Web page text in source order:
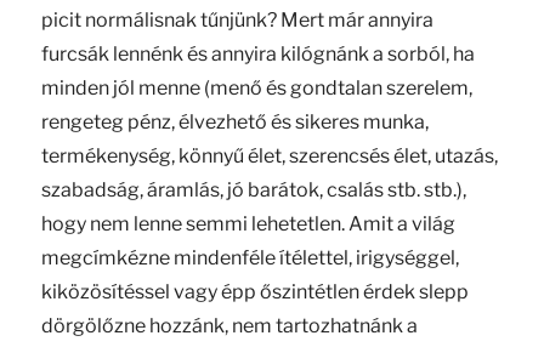
picit normálisnak tűnjünk? Mert már annyira
furcsák lennénk és annyira kilógnánk a sorból, ha
minden jól menne (menő és gondtalan szerelem,
rengeteg pénz, élvezhető és sikeres munka,
termékenység, könnyű élet, szerencsés élet, utazás,
szabadság, áramlás, jó barátok, csalás stb. stb.),
hogy nem lenne semmi lehetetlen. Amit a világ
megcímkézne mindenféle ítélettel, irigységgel,
kiközösítéssel vagy épp őszintétlen érdek slepp
dörgölőzne hozzánk, nem tartozhatnánk a